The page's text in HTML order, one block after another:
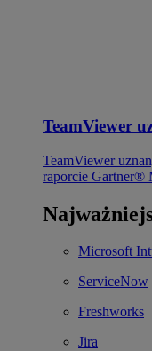
TeamViewer
TeamViewer
raporcie Gartner®
Microsoft
ServiceNow
Freshworks
Jira